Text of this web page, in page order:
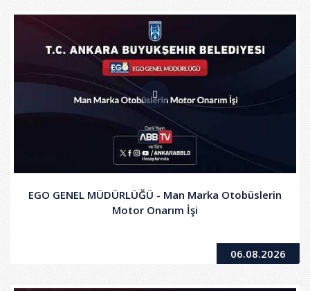
EGO GENEL MÜDÜRLÜĞÜ - Man Marka Otobüslerin
Motor Onarım İşi
06.08.2026